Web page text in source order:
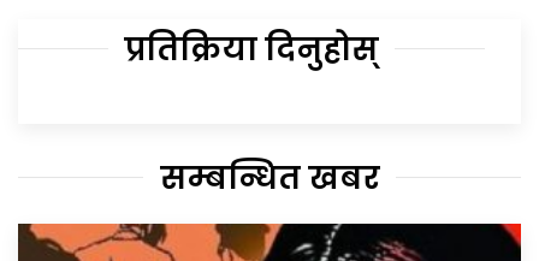
प्रतिक्रिया दिनुहोस्
सम्बन्धित खबर